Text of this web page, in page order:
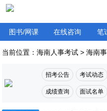
图书/网课 在线咨询 笔
当前位置：海南人事考试 >海南
招考公告 考试动态
成绩查询 面试名单